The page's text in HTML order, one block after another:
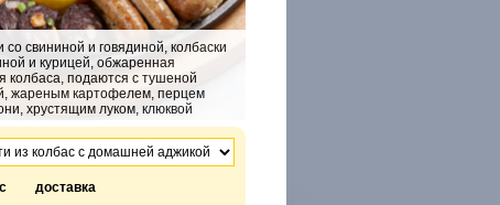
со свининой и говядиной, колбаски
и курицей, обжаренная
колбаса, подаются с тушеной
жареным картофелем, перцем
хрустящим луком, клюквой
доставка